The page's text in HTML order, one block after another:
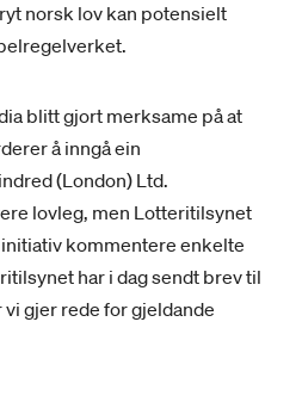
norsk lov kan potensielt
blitt gjort merksame på at
å inngå ein
(London) Ltd.
lovleg, men Lotteritilsynet
kommentere enkelte
har i dag sendt brev til
gjer rede for gjeldande